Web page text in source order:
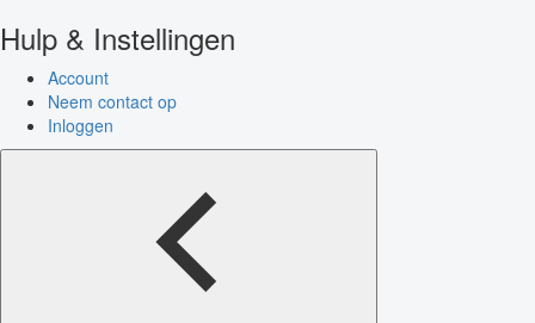
Hulp & Instellingen
Account
Neem contact op
Inloggen